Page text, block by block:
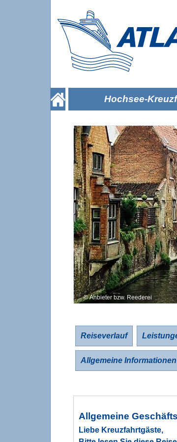
Hochsee-
Anbieter bzw. Reederei
Reiseverlauf
Allgemeine Informationen
Allgemeine
Liebe Kreuzfahrtgäste,